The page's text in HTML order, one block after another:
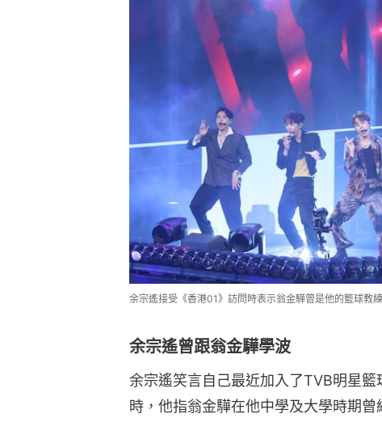
余宗遙接受《香港01》訪問時表示翁金驊曾是他的籃球教
余宗遙曾跟翁金驊學波
余宗遙笑言自己最近加入了TVB明星
時，他指翁金驊在他中學及大學時期